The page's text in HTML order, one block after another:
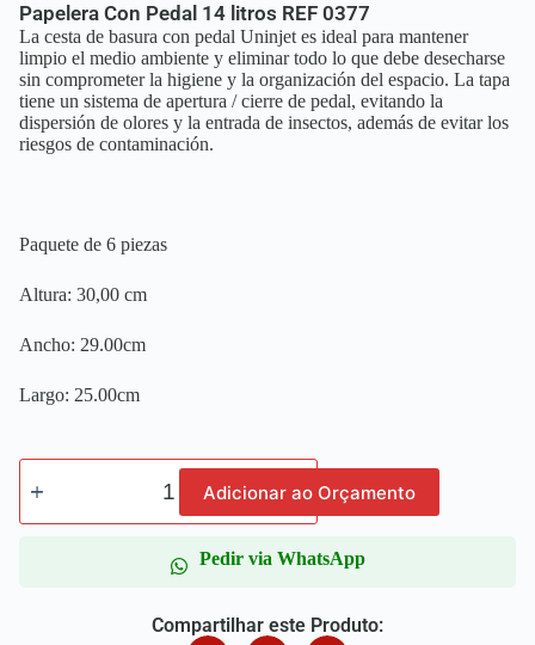
Papelera Con Pedal 14 litros REF 0377
La cesta de basura con pedal Uninjet es ideal para mantener
limpio el medio ambiente y eliminar todo lo que debe desecharse
sin comprometer la higiene y la organización del espacio. La tapa
tiene un sistema de apertura / cierre de pedal, evitando la
dispersión de olores y la entrada de insectos, además de evitar los
riesgos de contaminación.
Paquete de 6 piezas
Altura: 30,00 cm
Ancho: 29.00cm
Largo: 25.00cm
Adicionar ao Orçamento
Pedir via WhatsApp
Compartilhar este Produto: